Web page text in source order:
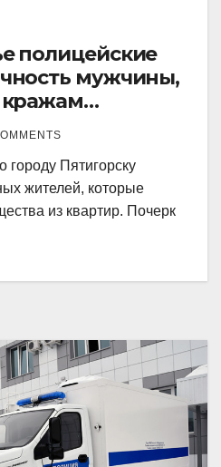
полицейские
мужчины,
кражам
в
Пятигорску
жителей, которые
из квартир. Почерк